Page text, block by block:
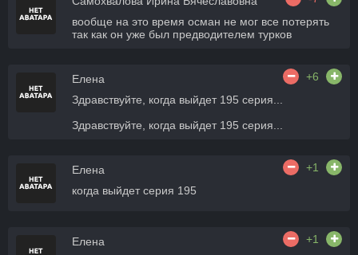
вообще на это время осман не мог все потерять
так как он уже был предводителем турков
Елена
+6
Здравствуйте, когда выйдет 195 серия...
Здравствуйте, когда выйдет 195 серия...
Елена
+1
когда выйдет серия 195
Елена
+1